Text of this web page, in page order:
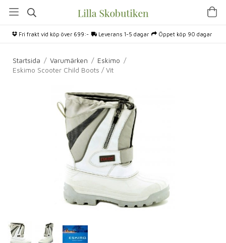
Fri frakt vid köp över 699:- Leverans 1-5 dagar Öppet köp 90 dagar
Startsida / Varumärken / Eskimo /
Eskimo Scooter Child Boots / Vit